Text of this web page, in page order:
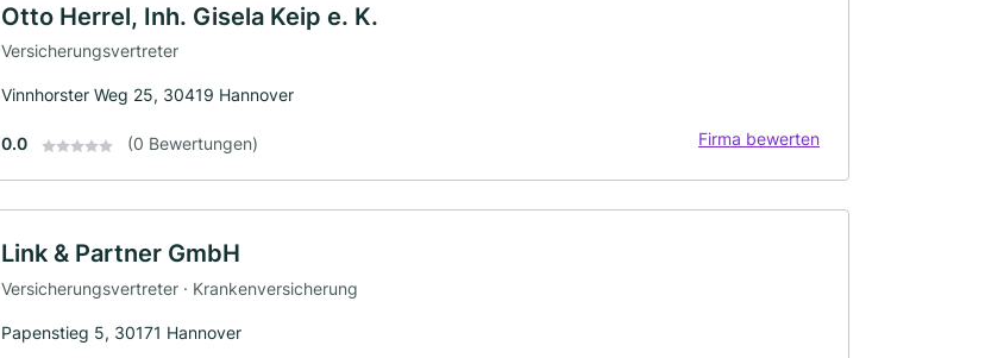
Otto Herrel, Inh. Gisela Keip e. K.
Versicherungsvertreter
Vinnhorster Weg 25, 30419 Hannover
0.0 (0 Bewertungen) Firma bewerten
Link & Partner GmbH
Versicherungsvertreter · Krankenversicherung
Papenstieg 5, 30171 Hannover